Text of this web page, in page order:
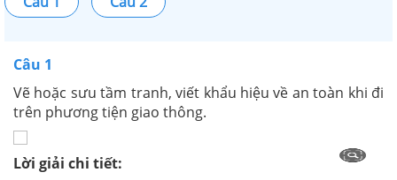
Câu 1
Vẽ hoặc sưu tầm tranh, viết khẩu hiệu về an toàn khi đi
trên phương tiện giao thông.
Lời giải chi tiết: